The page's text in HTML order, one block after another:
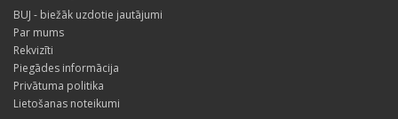
BUJ - biežāk uzdotie jautājumi
Par mums
Rekvizīti
Piegādes informācija
Privātuma politika
Lietošanas noteikumi